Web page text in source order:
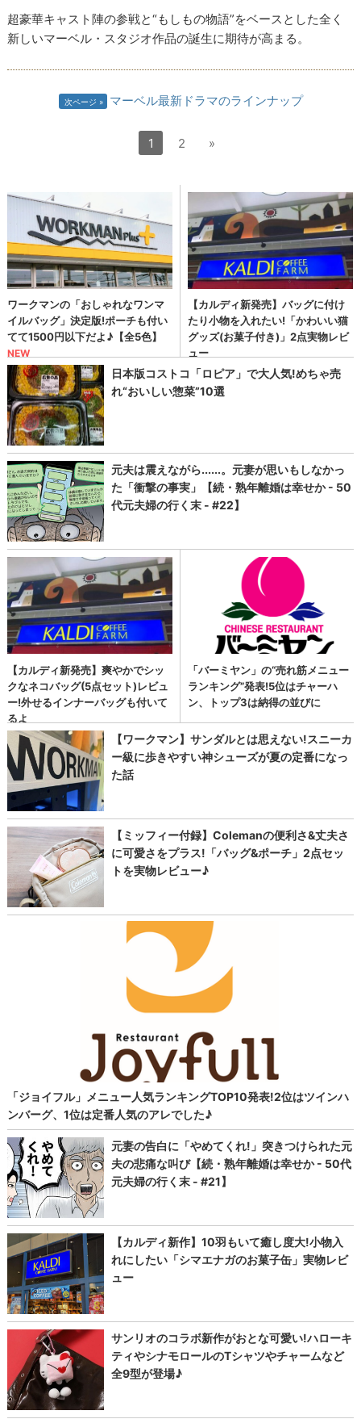
超豪華キャスト陣の参戦と“もしもの物語”をベースとした全く
新しいマーベル・スタジオ作品の誕生に期待が高まる。
次ページ マーベル最新ドラマのラインナップ
1 2 »